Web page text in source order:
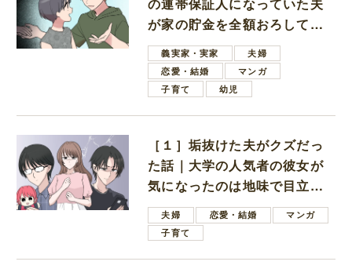
が家の貯金を全額おろしてほ
しいと言ってきた
義実家・実家
夫婦
恋愛・結婚
マンガ
子育て
幼児
［１］垢抜けた夫がクズだっ
た話｜大学の人気者の彼女が
気になったのは地味で目立た
ない男子学生
夫婦 恋愛・結婚
マンガ
子育て